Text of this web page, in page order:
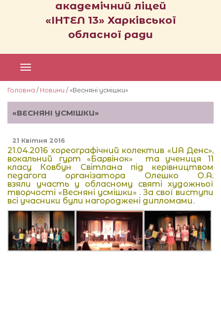
академічний ліцей
«ІНТЕЛ 13» Харківської
обласної ради
Головна / Новини / «Весняні усмішки»
«ВЕСНЯНІ УСМІШКИ»
21 Квітня 2016
21.04.2016 хореографічний колектив «UA Денс»,
вокальний гурт «Барвінок» та учениця 11
класу Ковбун Світлана під керівництвом
педагога організатора Олешко О.А.
взяли участь у обласному святі художньої
творчості «Весняні усмішки» . За свої виступи
всі учасники були нагороджені дипломами.